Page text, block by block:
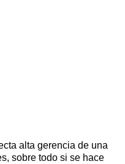
alta gerencia de una
sobre todo si se hace